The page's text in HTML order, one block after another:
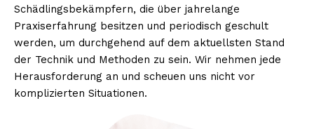
Schädlingsbekämpfern, die über jahrelange
Praxiserfahrung besitzen und periodisch geschult
werden, um durchgehend auf dem aktuellsten Stand
der Technik und Methoden zu sein. Wir nehmen jede
Herausforderung an und scheuen uns nicht vor
komplizierten Situationen.